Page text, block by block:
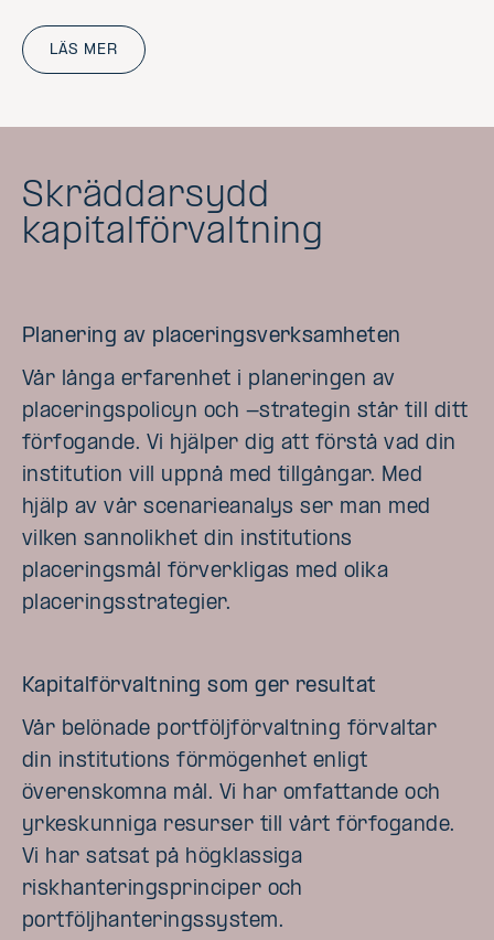
LÄS MER
Skräddarsydd
kapitalförvaltning
Planering av placeringsverksamheten
Vår långa erfarenhet i planeringen av
placeringspolicyn och -strategin står till ditt
förfogande. Vi hjälper dig att förstå vad din
institution vill uppnå med tillgångar. Med
hjälp av vår scenarieanalys ser man med
vilken sannolikhet din institutions
placeringsmål förverkligas med olika
placeringsstrategier.
Kapitalförvaltning som ger resultat
Vår belönade portföljförvaltning förvaltar
din institutions förmögenhet enligt
överenskomna mål. Vi har omfattande och
yrkeskunniga resurser till vårt förfogande.
Vi har satsat på högklassiga
riskhanteringsprinciper och
portföljhanteringssystem.